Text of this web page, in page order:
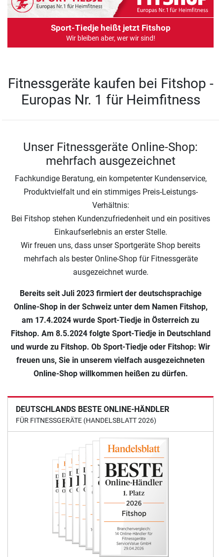
Sport-Tiedje heißt jetzt Fitshop
Wir bleiben aber, wer wir sind!
Fitnessgeräte kaufen bei Fitshop -
Europas Nr. 1 für Heimfitness
Unser Fitnessgeräte Online-Shop:
mehrfach ausgezeichnet
Fachkundige Beratung, ein kompetenter Kundenservice,
Produktvielfalt und ein stimmiges Preis-Leistungs-
Verhältnis:
Bei Fitshop stehen Kundenzufriedenheit und ein positives
Einkaufserlebnis an erster Stelle.
Wir freuen uns, dass unser Sportgeräte Shop bereits
mehrfach als bester Online-Shop für Fitnessgeräte
ausgezeichnet wurde.
Bereits seit Juli 2023 firmiert der deutschsprachige
Online-Shop in der Schweiz unter dem Namen Fitshop,
am 17.4.2024 wurde Sport-Tiedje in Österreich zu
Fitshop. Am 8.5.2024 folgte Sport-Tiedje in Deutschland
und wurde zu Fitshop. Ob Sport-Tiedje oder Fitshop: Wir
freuen uns, Sie in unserem vielfach ausgezeichneten
Online-Shop willkommen heißen zu dürfen.
DEUTSCHLANDS BESTE ONLINE-HÄNDLER
FÜR FITNESSGERÄTE (HANDELSBLATT 2026)